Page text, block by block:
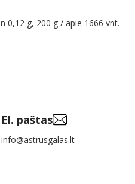
0,12 g, 200 g / apie 1666 vnt.
El. paštas
info@astrusgalas.lt